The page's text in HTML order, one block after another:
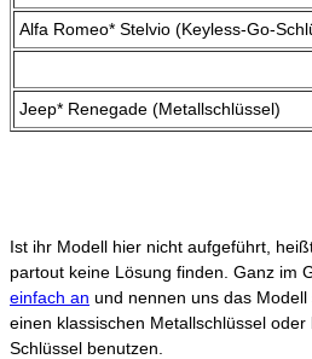
Alfa Romeo* Stelvio (Keyless-Go-
Jeep* Renegade (Metallschlüssel)
Ist ihr Modell hier nicht aufgeführt,
partout keine Lösung finden. Ganz im
einfach an und nennen uns das
einen klassischen Metallschlüssel
Schlüssel benutzen.